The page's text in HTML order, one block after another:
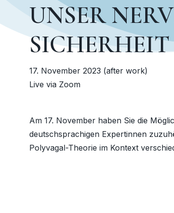
UNSER
SICHERHEIT
17. November 2023 (after work)
Live via Zoom
Am 17. November haben Sie die
deutschsprachigen Expertinnen
Polyvagal-Theorie im Kontext